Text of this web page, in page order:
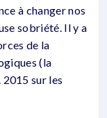
à changer nos
sobriété. Il y a
de la
(la
sur les